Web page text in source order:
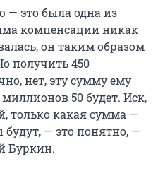
это была одна из
компенсации никак
он таким образом
получить 450
нет, эту сумму ему
50 будет. Иск,
только какая сумма —
— это понятно, —
Буркин.